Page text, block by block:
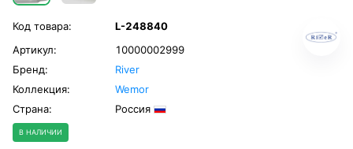
Код товара:
L-248840
Артикул:
10000002999
Бренд:
River
Коллекция:
Wemor
Страна:
Россия
В НАЛИЧИИ